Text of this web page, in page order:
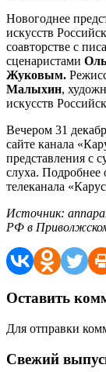
Новогоднее
искусств
соавторстве с
сценаристами
Жуковым.
Малыхин,
искусств
Вечером 31
сайте канала
представления с
слуха. Подробнее
телеканала
Источник:
РФ в
Оставить
Для отправки
Свежий